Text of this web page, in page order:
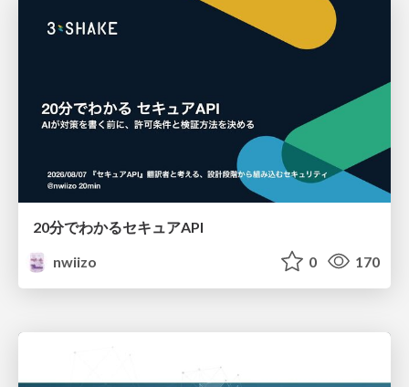
20分でわかるセキュアAPI
nwiizo
0 170